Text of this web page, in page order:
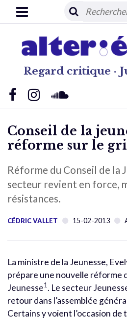
Regard critique ·
Conseil de la
réforme sur le
Réforme du Conseil de la
secteur revient en force,
résistances.
CÉDRIC VALLET 15-02-2013
La ministre de la Jeunesse,
prépare une nouvelle réforme
Jeunesse1. Le secteur
retour dans l’assemblée
Certains y voient l’occasion